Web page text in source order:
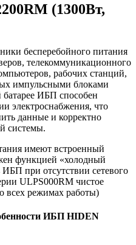
(1300Вт,
бесперебойного питания
телекоммуникационного
рабочих станций,
импульсными блоками
батарее ИБП способен
электроснабжения, что
данные и корректно
системы.
имеют встроенный
функцией «холодный
при отсутствии сетевого
ULPS000RM чистое
всех режимах работы)
ИБП HIDEN